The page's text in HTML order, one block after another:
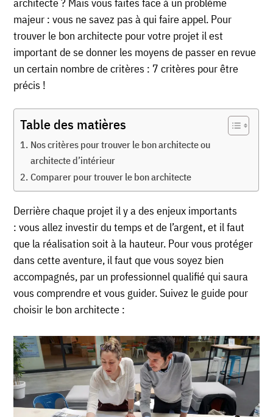
majeur : vous ne savez pas à qui faire appel. Pour
trouver le bon architecte pour votre projet il est
important de se donner les moyens de passer en revue
un certain nombre de critères : 7 critères pour être
précis !
Table des matières
Nos critères pour trouver le bon architecte ou
architecte d’intérieur
Comparer pour trouver le bon architecte
Derrière chaque projet il y a des enjeux importants
: vous allez investir du temps et de l’argent, et il faut
que la réalisation soit à la hauteur. Pour vous protéger
dans cette aventure, il faut que vous soyez bien
accompagnés, par un professionnel qualifié qui saura
vous comprendre et vous guider. Suivez le guide pour
choisir le bon architecte :